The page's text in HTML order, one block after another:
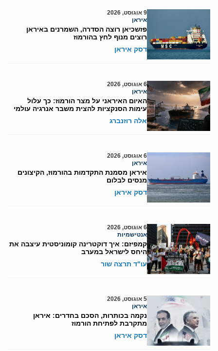
9 אוגוסט, 2026
איראן
פזשכיאן רוצה הסדרה, השמרנים באיראן
רוצים מנוף לחץ בהורמוז
דסק איראן
6 אוגוסט, 2026
איראן
האיום האיראני על מצר הורמוז: כך עלול
עימות הסנקציות להצית משבר אנרגיה עולמי
אלה רוזנברג
6 אוגוסט, 2026
איראן
איראן מסמנת התקדמות בהורמוז, הקיצונים
מנסים לבלום
דסק איראן
6 אוגוסט, 2026
אנטישמיות
קמפיזם: איך דוקטרינה קומוניסטית עיצבה את
היחס לישראל במערב
עו"ד תרצה שור
5 אוגוסט, 2026
איראן
נקמה בכותרות, הסכם בחדרים: איראן
מתקרבת לפתיחת הורמוז
דסק איראן